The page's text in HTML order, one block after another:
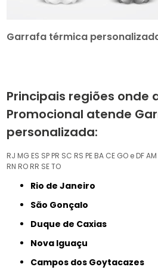
Garrafa térmica
Principais regiões onde
Promocional atende
personalizada:
RJ MG ES SP PR SC RS PE BA CE GO e DFAM
RN RO RR SETO
Rio de Janeiro
São Gonçalo
Duque de Caxias
Nova Iguaçu
Campos dos Goytacazes